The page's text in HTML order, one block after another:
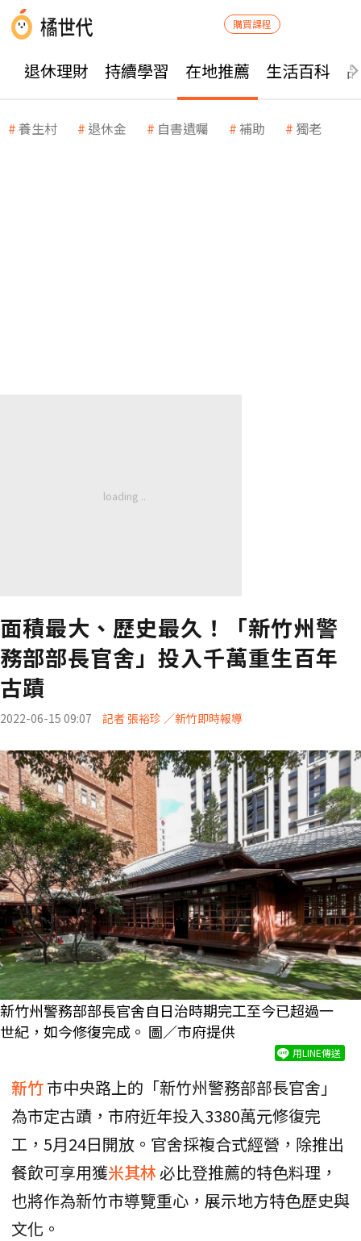
購買課程
退休理財 持續學習 在地推薦 生活百科
養生村 退休金 自書遺囑 補助 獨老
面積最大、歷史最久！「新竹州警
務部部長官舍」投入千萬重生百年
古蹟
2022-06-15 09:07 記者 張裕珍 ／新竹即時報導
新竹州警務部部長官舍自日治時期完工至今已超過一
世紀，如今修復完成。 圖／市府提供
用LINE傳送
新竹市中央路上的「新竹州警務部部長官舍」
為市定古蹟，市府近年投入3380萬元修復完
工，5月24日開放。官舍採複合式經營，除推出
餐飲可享用獲米其林必比登推薦的特色料理，
也將作為新竹市導覽重心，展示地方特色歷史與
文化。